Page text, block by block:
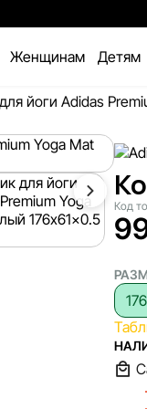
Женщинам Детям
йоги Adidas
Код